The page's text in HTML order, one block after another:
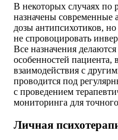
В некоторых случаях по
назначены современные
дозы антипсихотиков,
не спровоцировать
Все назначения
особенностей
взаимодействия с
проводится под
с проведением
мониторинга для
Личная